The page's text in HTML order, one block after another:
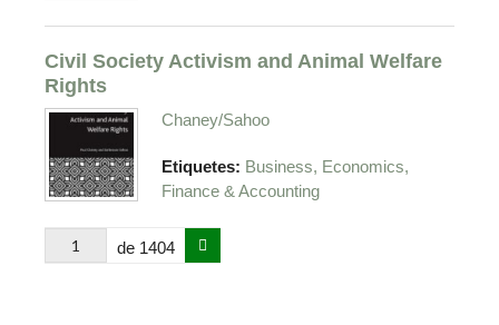
Civil Society Activism and Animal Welfare
Rights
Chaney/Sahoo
Etiquetes: Business, Economics,
Finance & Accounting
de 1404